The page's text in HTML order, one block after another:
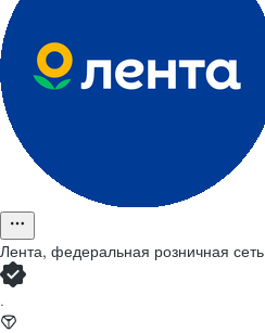
Лента, федеральная розничная сеть
·